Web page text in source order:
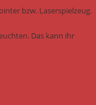
bzw. Laserspielzeug.
Das kann ihr